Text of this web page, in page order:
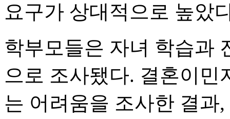
요구가 상대적으로 높았
학부모들은 자녀 학습과
으로 조사됐다. 결혼이민
는 어려움을 조사한 결과